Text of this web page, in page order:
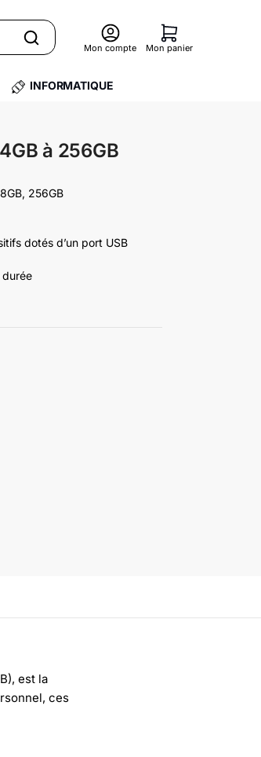
Mon compte Mon panier
INFORMATIQUE
à 256GB
256GB
dotés d’un port USB
est la
ces